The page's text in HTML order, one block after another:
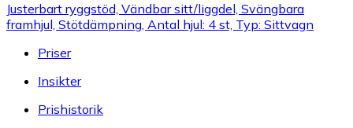
Justerbart ryggstöd, Vändbar sitt/liggdel, Svängbara
framhjul, Stötdämpning, Antal hjul: 4 st, Typ: Sittvagn
Priser
Insikter
Prishistorik